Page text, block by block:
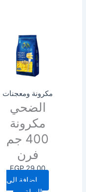
مكرونة ومعجنات
الضحي
مكرونة
400 جم
فرن
EGP29.00
إضافة إلى